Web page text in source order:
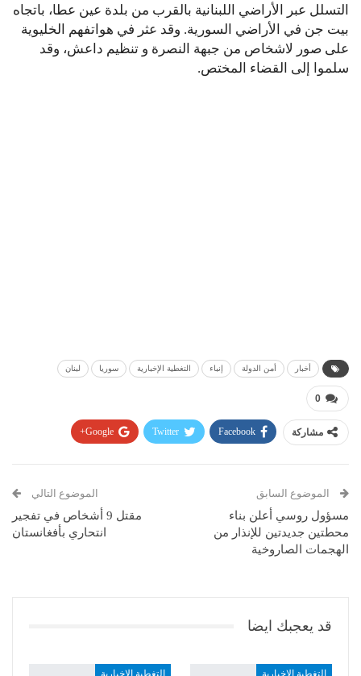
التسلل عبر الأراضي اللبنانية بالقرب من بلدة عين عطا، باتجاه
بيت جن في الأراضي السورية. وقد عثر في هواتفهم الخليوية
على صور لاشخاص من جبهة النصرة و تنظيم داعش، وقد
سلموا إلى القضاء المختص.
أخبار أمن الدولة إنباء التغطية الإخبارية سوريا لبنان
0
مشاركة Facebook
Twitter
Google+
البريد الإلكتروني
الموضوع السابق
مسؤول روسي أعلن بناء
محطتين جديدتين للإنذار من
الهجمات الصاروخية
الموضوع التالي
مقتل 9 أشخاص في تفجير
انتحاري بأفغانستان
قد يعجبك ايضا
التغطية الإخبارية التغطية الإخبارية